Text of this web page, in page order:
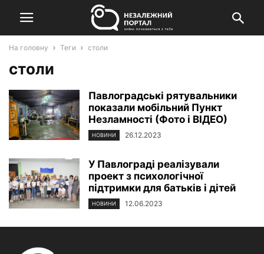
На головну Теги столи
столи
Павлоградські рятувальники
показали мобільний Пункт
Незламності (Фото і ВІДЕО)
НОВИНИ 26.12.2023
У Павлограді реалізували
проект з психологічної
підтримки для батьків і дітей
НОВИНИ 12.06.2023